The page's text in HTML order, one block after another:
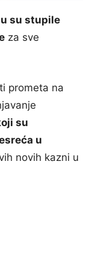
su stupile
za sve
prometa na
su
u
novih kazni u